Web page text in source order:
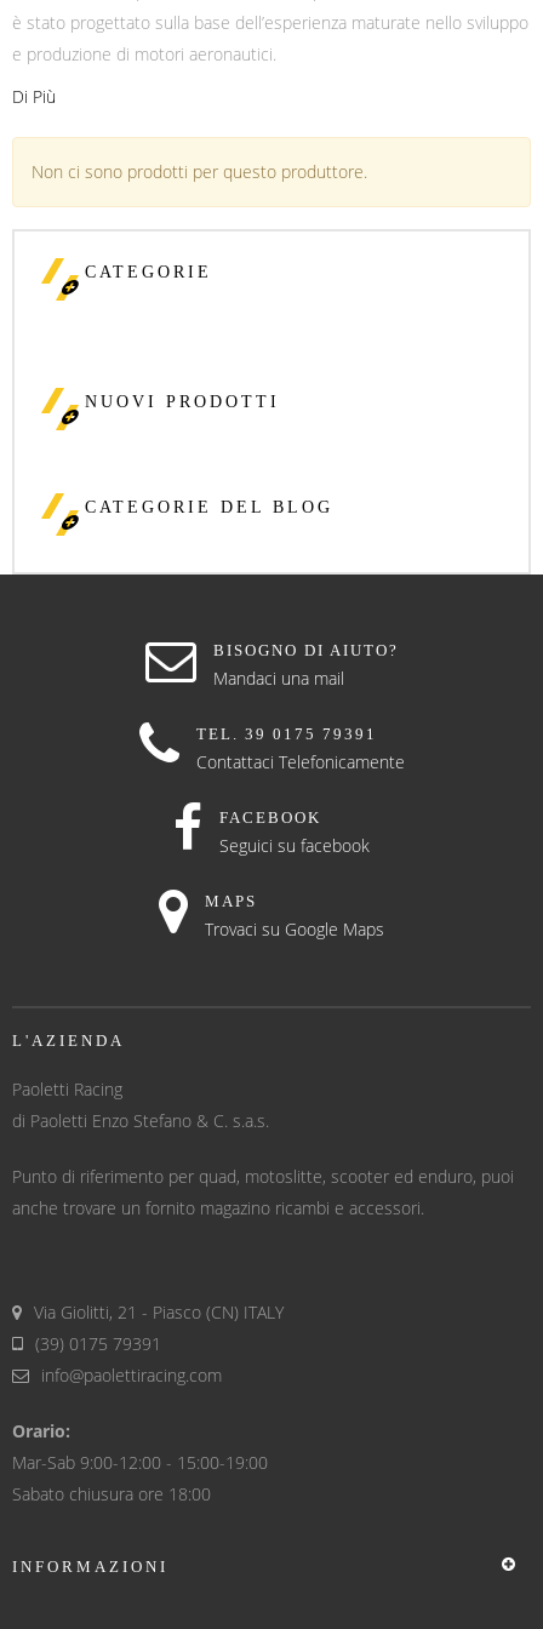
è stato progettato sulla base dell’esperienza maturate nello sviluppo
e produzione di motori aeronautici.
Di Più
Non ci sono prodotti per questo produttore.
CATEGORIE
NUOVI PRODOTTI
CATEGORIE DEL BLOG
BISOGNO DI AIUTO?
Mandaci una mail
TEL. 39 0175 79391
Contattaci Telefonicamente
FACEBOOK
Seguici su facebook
MAPS
Trovaci su Google Maps
L'AZIENDA
Paoletti Racing
di Paoletti Enzo Stefano & C. s.a.s.
Punto di riferimento per quad, motoslitte, scooter ed enduro, puoi
anche trovare un fornito magazino ricambi e accessori.
Via Giolitti, 21 - Piasco (CN) ITALY
(39) 0175 79391
info@paolettiracing.com
Orario:
Mar-Sab 9:00-12:00 - 15:00-19:00
Sabato chiusura ore 18:00
INFORMAZIONI